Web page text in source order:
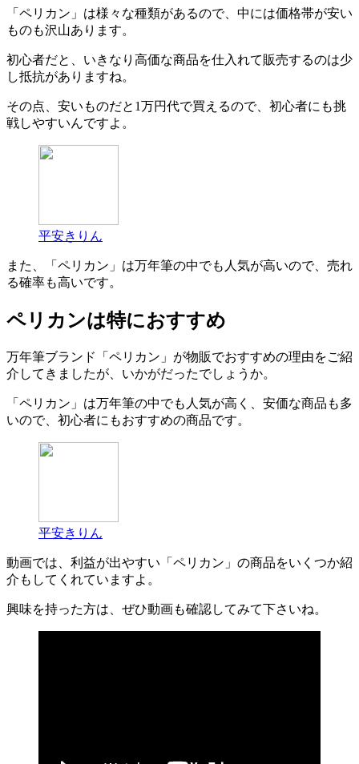
「ペリカン」は様々な種類があるので、中には価格帯が安い
ものも沢山あります。
初心者だと、いきなり高価な商品を仕入れて販売するのは少
し抵抗がありますね。
その点、安いものだと1万円代で買えるので、初心者にも挑
戦しやすいんですよ。
平安きりん
また、「ペリカン」は万年筆の中でも人気が高いので、売れ
る確率も高いです。
ペリカンは特におすすめ
万年筆ブランド「ペリカン」が物販でおすすめの理由をご紹
介してきましたが、いかがだったでしょうか。
「ペリカン」は万年筆の中でも人気が高く、安価な商品も多
いので、初心者にもおすすめの商品です。
平安きりん
動画では、利益が出やすい「ペリカン」の商品をいくつか紹
介もしてくれていますよ。
興味を持った方は、ぜひ動画も確認してみて下さいね。